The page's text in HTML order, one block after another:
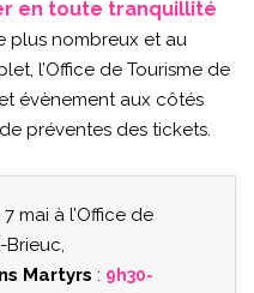
en toute tranquillité
plus nombreux et au
l’Office de Tourisme de
évènement aux côtés
préventes des tickets.
mai à l’Office de
Brieuc,
Martyrs : 9h30-